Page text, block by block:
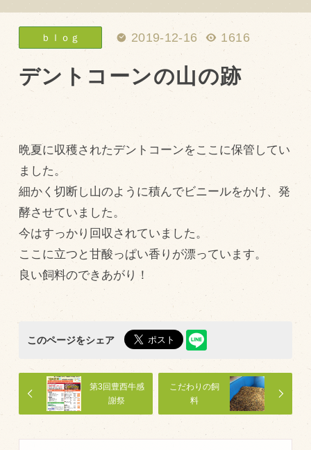
ｂｌｏｇ 2019-12-16 1616
デントコーンの山の跡
晩夏に収穫されたデントコーンをここに保管してい
ました。
細かく切断し山のように積んでビニールをかけ、発
酵させていました。
今はすっかり回収されていました。
ここに立つと甘酸っぱい香りが漂っています。
良い飼料のできあがり！
このページをシェア
こだわりの飼
料
第3回豊西牛感
謝祭
企業ご案内
会社概要・沿革
アクセス
お知らせ
お客様の声
オリジナル投稿レシピ
十勝帯広の観光
採用情報
その他
牧場のご紹介
牧場の仕事
飼育している牛について